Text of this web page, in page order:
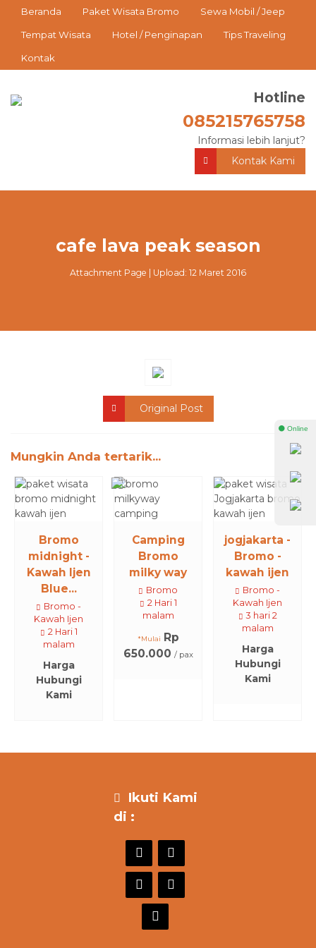
Beranda Paket Wisata Bromo Sewa Mobil / Jeep
Tempat Wisata Hotel / Penginapan Tips Traveling
Kontak
Hotline
085215765758
Informasi lebih lanjut?
Kontak Kami
cafe lava peak season
Attachment Page | Upload: 12 Maret 2016
Original Post
Mungkin Anda tertarik...
Bromo
midnight -
Kawah Ijen
Blue...
Bromo -
Kawah Ijen
2 Hari 1
malam
Harga
Hubungi
Kami
Camping
Bromo
milky way
Bromo
2 Hari 1
malam
*Mulai Rp
650.000 / pax
jogjakarta -
Bromo -
kawah ijen
Bromo -
Kawah Ijen
3 hari 2
malam
Harga
Hubungi
Kami
Ikuti Kami
di :
⚫ Online